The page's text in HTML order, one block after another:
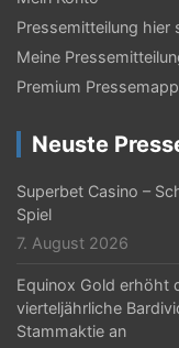
a
v
i
g
a
t
i
o
n
Pressemitteilung hier
Meine
Premium
Neuste
Superbet Casino –
Spiel
7. August 2026
Equinox Gold erhöht
vierteljährliche
Stammaktie an